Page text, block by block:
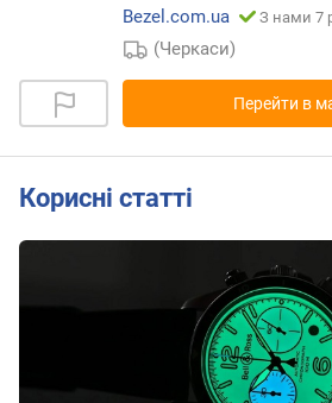
Bezel.com.ua
З нами 7
(Черкаси)
Перейти в
Корисні статті